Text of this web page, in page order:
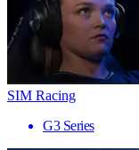
SIM Racing
G3 Series